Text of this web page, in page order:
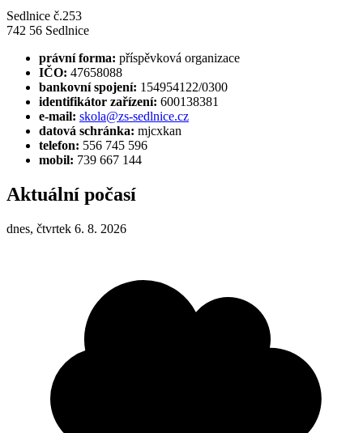
Sedlnice č.253
742 56 Sedlnice
právní forma: příspěvková organizace
IČO: 47658088
bankovní spojení: 154954122/0300
identifikátor zařízení: 600138381
e-mail: skola@zs-sedlnice.cz
datová schránka: mjcxkan
telefon: 556 745 596
mobil: 739 667 144
Aktuální počasí
dnes, čtvrtek 6. 8. 2026